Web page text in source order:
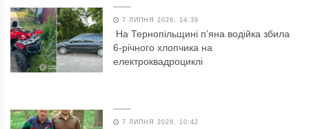
7 ЛИПНЯ 2026, 14:39
На Тернопільщині п’яна водійка збила
6-річного хлопчика на
електроквадроциклі
7 ЛИПНЯ 2026, 10:42